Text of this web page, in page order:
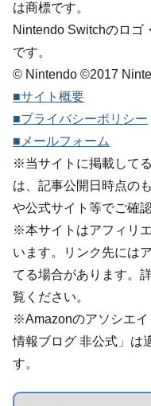
は商標です。
Nintendo Switchのロゴ
です。
© Nintendo ©2017
■サイト概要
■プライバシーポリシー
■メールフォーム
※当サイトに掲載して
は、記事公開日時点の
や公式サイト等でご確
※本サイトはアフィリ
います。リンク先には
てる場合があります。
覧ください。
※Amazonのアソシエ
情報ブログ 非公式」は
す。